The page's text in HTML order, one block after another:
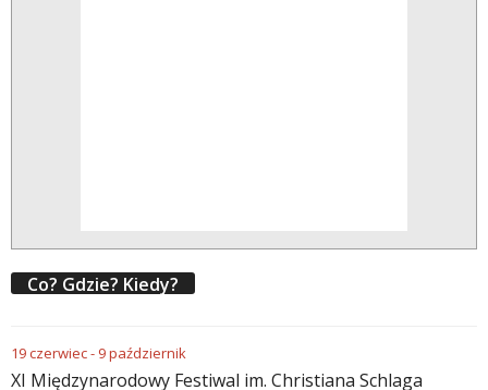
Co? Gdzie? Kiedy?
19czerwiec- 9październik
XI Międzynarodowy Festiwal im. Christiana Schlaga